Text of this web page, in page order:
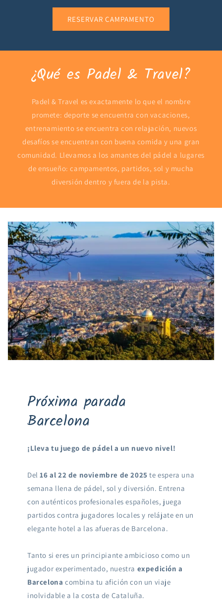
RESERVAR CAMPAMENTO
¿Qué es Padel & Travel?
Padel & Travel es exactamente lo que el nombre
promete: deporte se encuentra con vacaciones,
entrenamiento se encuentra con relajación, nuevos
desafíos se encuentran con buena comida y una gran
comunidad. Llevamos a los amantes del pádel a lugares
de ensueño: campamentos, partidos, sol y mucha
diversión dentro y fuera de la pista.
Próxima parada
Barcelona
¡Lleva tu juego de pádel a un nuevo nivel!
Del16 al 22 de noviembre de 2025 te espera una
semana llena de pádel, sol y diversión. Entrena
con auténticos profesionales españoles, juega
partidos contra jugadores locales y relájate en un
elegante hotel a las afueras de Barcelona.
Tanto si eres un principiante ambicioso como un
jugador experimentado, nuestra expedición a
Barcelona combina tu afición con un viaje
inolvidable a la costa de Cataluña.